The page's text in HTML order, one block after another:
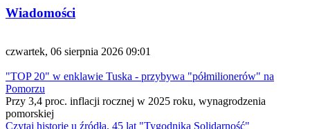
Wiadomości
czwartek, 06 sierpnia 2026 09:01
"TOP 20" w enklawie Tuska - przybywa "półmilionerów" na
Pomorzu
Przy 3,4 proc. inflacji rocznej w 2025 roku, wynagrodzenia
pomorskiej
Czytaj historię u źródła. 45 lat "Tygodnika Solidarność"